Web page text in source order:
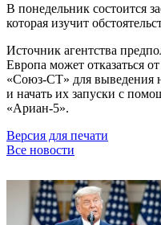
В понедельник состоится
которая изучит
Источник агентства
Европа может отказаться
«Союз-СТ» для выведения
и начать их запуски с
«Ариан-5».
Версия для печати
Все новости